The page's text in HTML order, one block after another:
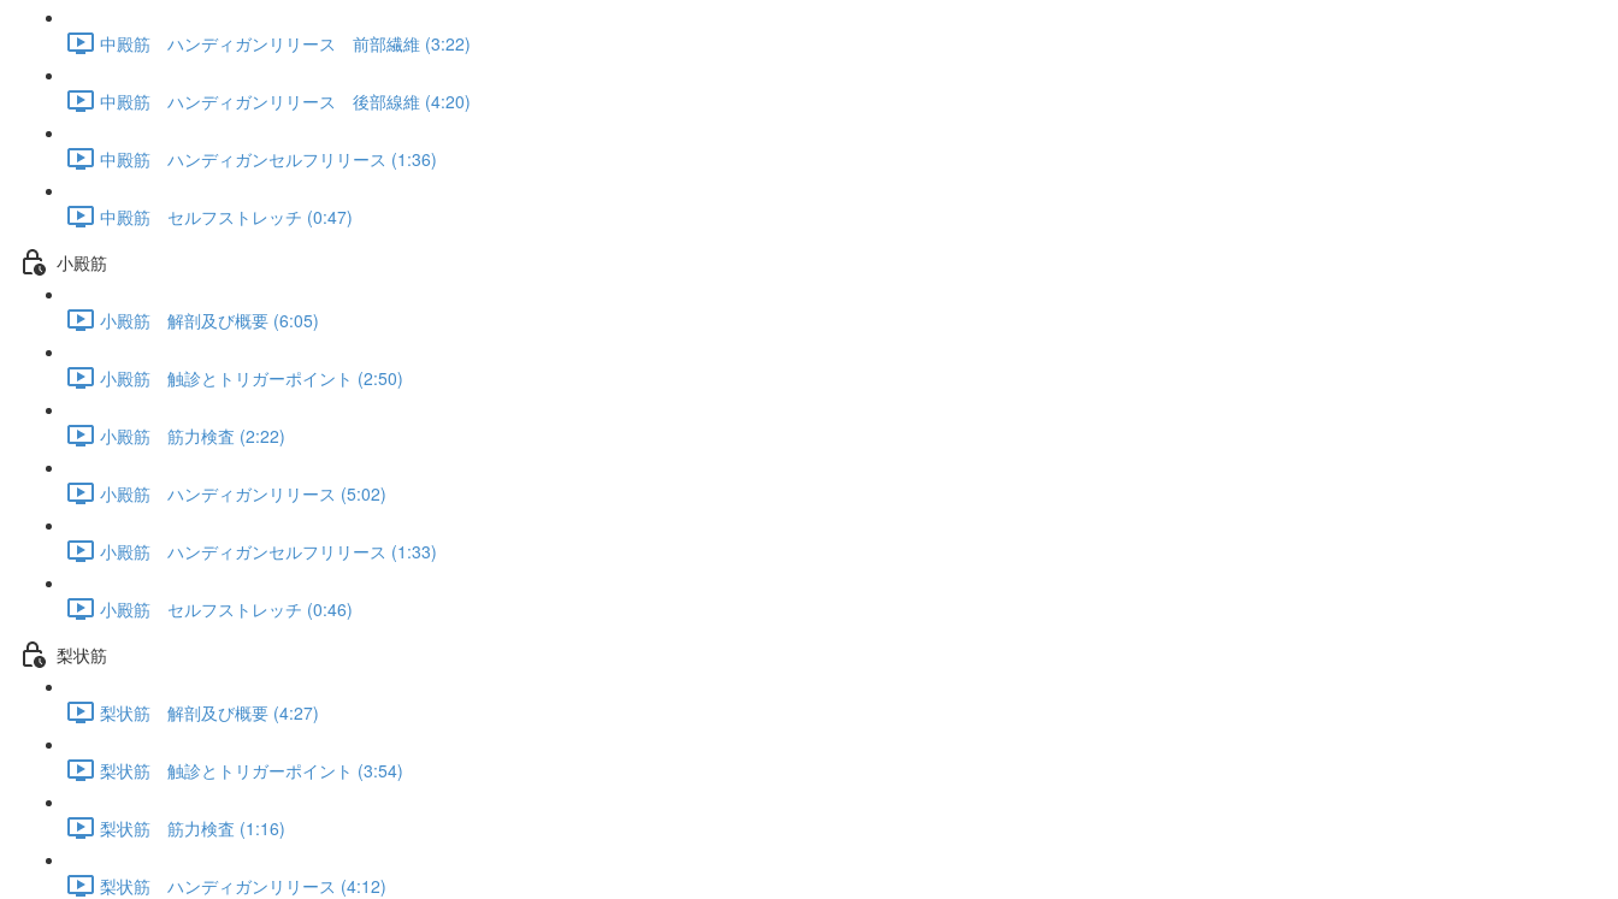
中殿筋 ハンディガンリリース 前部繊維 (3:22)
中殿筋 ハンディガンリリース 後部線維 (4:20)
中殿筋 ハンディガンセルフリリース (1:36)
中殿筋 セルフストレッチ (0:47)
小殿筋
小殿筋 解剖及び概要 (6:05)
小殿筋 触診とトリガーポイント (2:50)
小殿筋 筋力検査 (2:22)
小殿筋 ハンディガンリリース (5:02)
小殿筋 ハンディガンセルフリリース (1:33)
小殿筋 セルフストレッチ (0:46)
梨状筋
梨状筋 解剖及び概要 (4:27)
梨状筋 触診とトリガーポイント (3:54)
梨状筋 筋力検査 (1:16)
梨状筋 ハンディガンリリース (4:12)